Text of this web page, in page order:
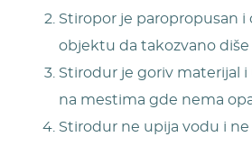
Stiropor je paropropusan i
objektu da takozvano diše
Stirodur je goriv materijal i
na mestima gde nema
Stirodur ne upija vodu i